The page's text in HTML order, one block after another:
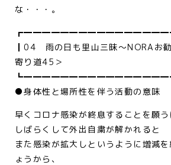
な・・・。
┃04 雨の日も里山三昧～NORAお
寄り道45＞
●身体性と場所性を伴う活動の意味
早くコロナ感染が終息することを願う
しばらくして外出自粛が解かれると
また感染が拡大しというように増減
ょうから、